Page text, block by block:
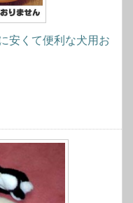
安くて便利な犬用お